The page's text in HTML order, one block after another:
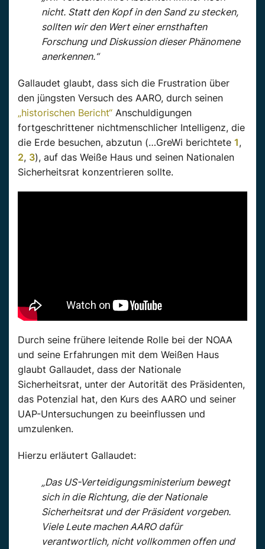
nicht. Statt den Kopf in den Sand zu stecken,
sollten wir den Wert einer ernsthaften
Forschung und Diskussion dieser Phänomene
anerkennen.“
Gallaudet glaubt, dass sich die Frustration über
den jüngsten Versuch des AARO, durch seinen
„historischen Bericht“ Anschuldigungen
fortgeschrittener nichtmenschlicher Intelligenz, die
die Erde besuchen, abzutun (…GreWi berichtete 1,
2, 3), auf das Weiße Haus und seinen Nationalen
Sicherheitsrat konzentrieren sollte.
Durch seine frühere leitende Rolle bei der NOAA
und seine Erfahrungen mit dem Weißen Haus
glaubt Gallaudet, dass der Nationale
Sicherheitsrat, unter der Autorität des Präsidenten,
das Potenzial hat, den Kurs des AARO und seiner
UAP-Untersuchungen zu beeinflussen und
umzulenken.
Hierzu erläutert Gallaudet:
„Das US-Verteidigungsministerium bewegt
sich in die Richtung, die der Nationale
Sicherheitsrat und der Präsident vorgeben.
Viele Leute machen AARO dafür
verantwortlich, nicht vollkommen offen und